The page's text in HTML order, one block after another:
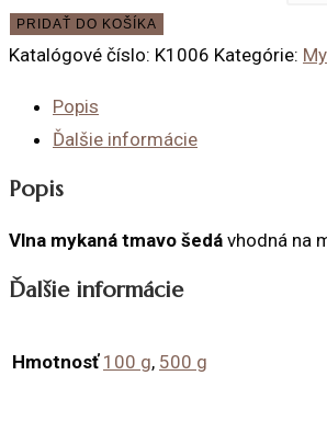
PRIDAŤ DO KOŠÍKA
Katalógové číslo: K1006 Kategórie:
Popis
Ďalšie informácie
Popis
Vlna mykaná tmavo šedá vhodná na
Ďalšie informácie
Hmotnosť 100 g, 500 g